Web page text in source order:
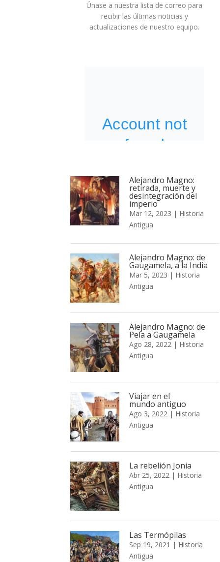
Únase a nuestra lista de correo para
recibir las últimas noticias y
actualizaciones de nuestro equipo.
Alejandro Magno:
retirada, muerte y
desintegración del
imperio
Mar 12, 2023 | Historia
Antigua
Alejandro Magno: de
Gaugamela, a la India
Mar 5, 2023 | Historia
Antigua
Alejandro Magno: de
Pela a Gaugamela
Ago 28, 2022 | Historia
Antigua
Viajar en el
mundo antiguo
Ago 3, 2022 | Historia
Antigua
La rebelión Jonia
Abr 25, 2022 | Historia
Antigua
Las Termópilas
Sep 19, 2021 | Historia
Antigua